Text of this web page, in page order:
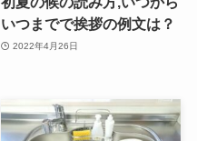
いつまでで挨拶の例文は？
2022年4月26日